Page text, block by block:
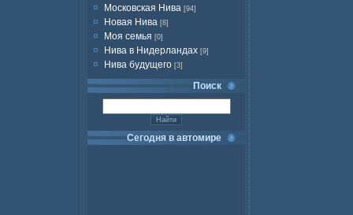
Московская Нива [94]
Новая Нива [8]
Моя семья [0]
Нива в Нидерландах [9]
Нива будущего [3]
Поиск
Сегодня в автомире